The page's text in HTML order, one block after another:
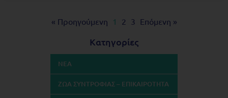
« Προηγούμενη 1 2 3 Επόμενη »
Κατηγορίες
ΝΕΑ
ΖΩΑ ΣΥΝΤΡΟΦΙΑΣ – ΕΠΙΚΑΙΡΟΤΗΤΑ